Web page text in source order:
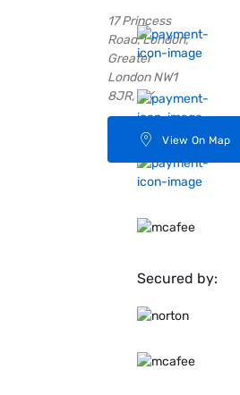
17 Princess
Road, London,
Greater
London NW1
8JR, UK
View On Map
Secured by: